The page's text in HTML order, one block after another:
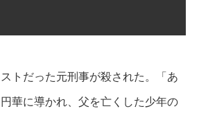
トだった元刑事が殺された。「あ
華に導かれ、父を亡くした少年の